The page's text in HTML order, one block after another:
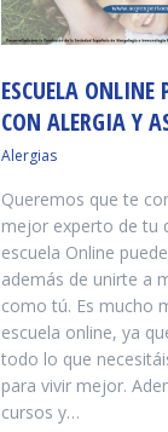
ESCUELA ONLINE
CON ALERGIA Y
Alergias
Queremos que te
mejor experto de tu
escuela Online
además de unirte a
como tú. Es mucho
escuela online, ya
todo lo que
para vivir mejor.
cursos y…